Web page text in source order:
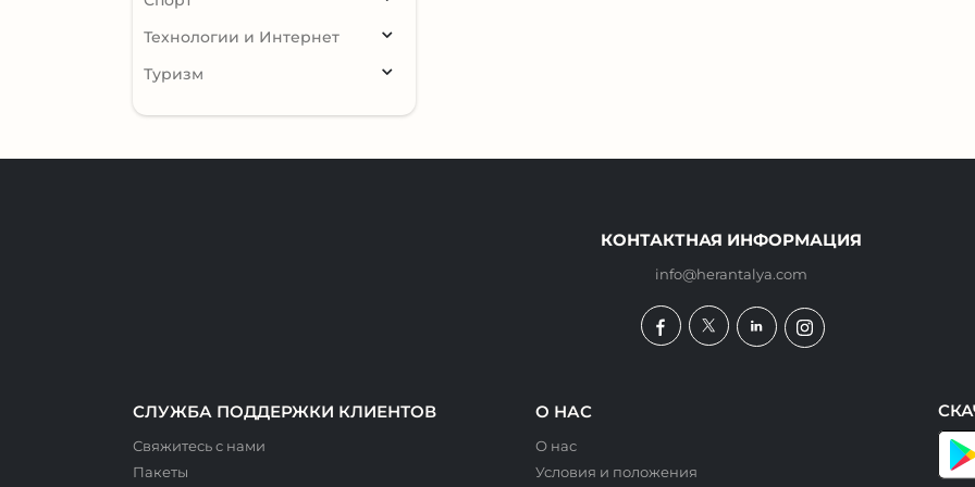
Технологии и Интернет
Туризм
КОНТАКТНАЯ ИНФОРМАЦИЯ
info@herantalya.com
СЛУЖБА ПОДДЕРЖКИ КЛИЕНТОВ
Свяжитесь с нами
Пакеты
О НАС
О нас
Условия и положения